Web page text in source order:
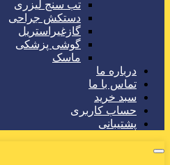
تب سنج لیزری
دستکش جراحی
گازغیراستریل
گوشی پزشکی
ماسک
درباره ما
تماس با ما
سبد خرید
حساب کاربری
پشتیبانی